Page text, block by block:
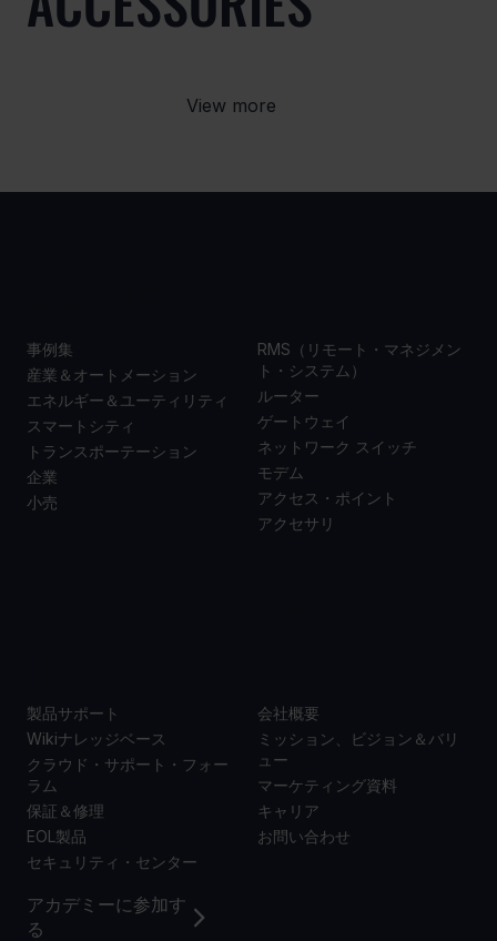
View more
アカデミーに参加す
る
事例集
産業＆オートメーション
エネルギー＆ユーティリティ
スマートシティ
トランスポーテーション
企業
小売
RMS（リモート・マネジメン
ト・システム）
ルーター
ゲートウェイ
ネットワーク スイッチ
モデム
アクセス・ポイント
アクセサリ
製品サポート
Wikiナレッジベース
クラウド・サポート・フォー
ラム
保証＆修理
EOL製品
セキュリティ・センター
会社概要
ミッション、ビジョン＆バリ
ュー
マーケティング資料
キャリア
お問い合わせ